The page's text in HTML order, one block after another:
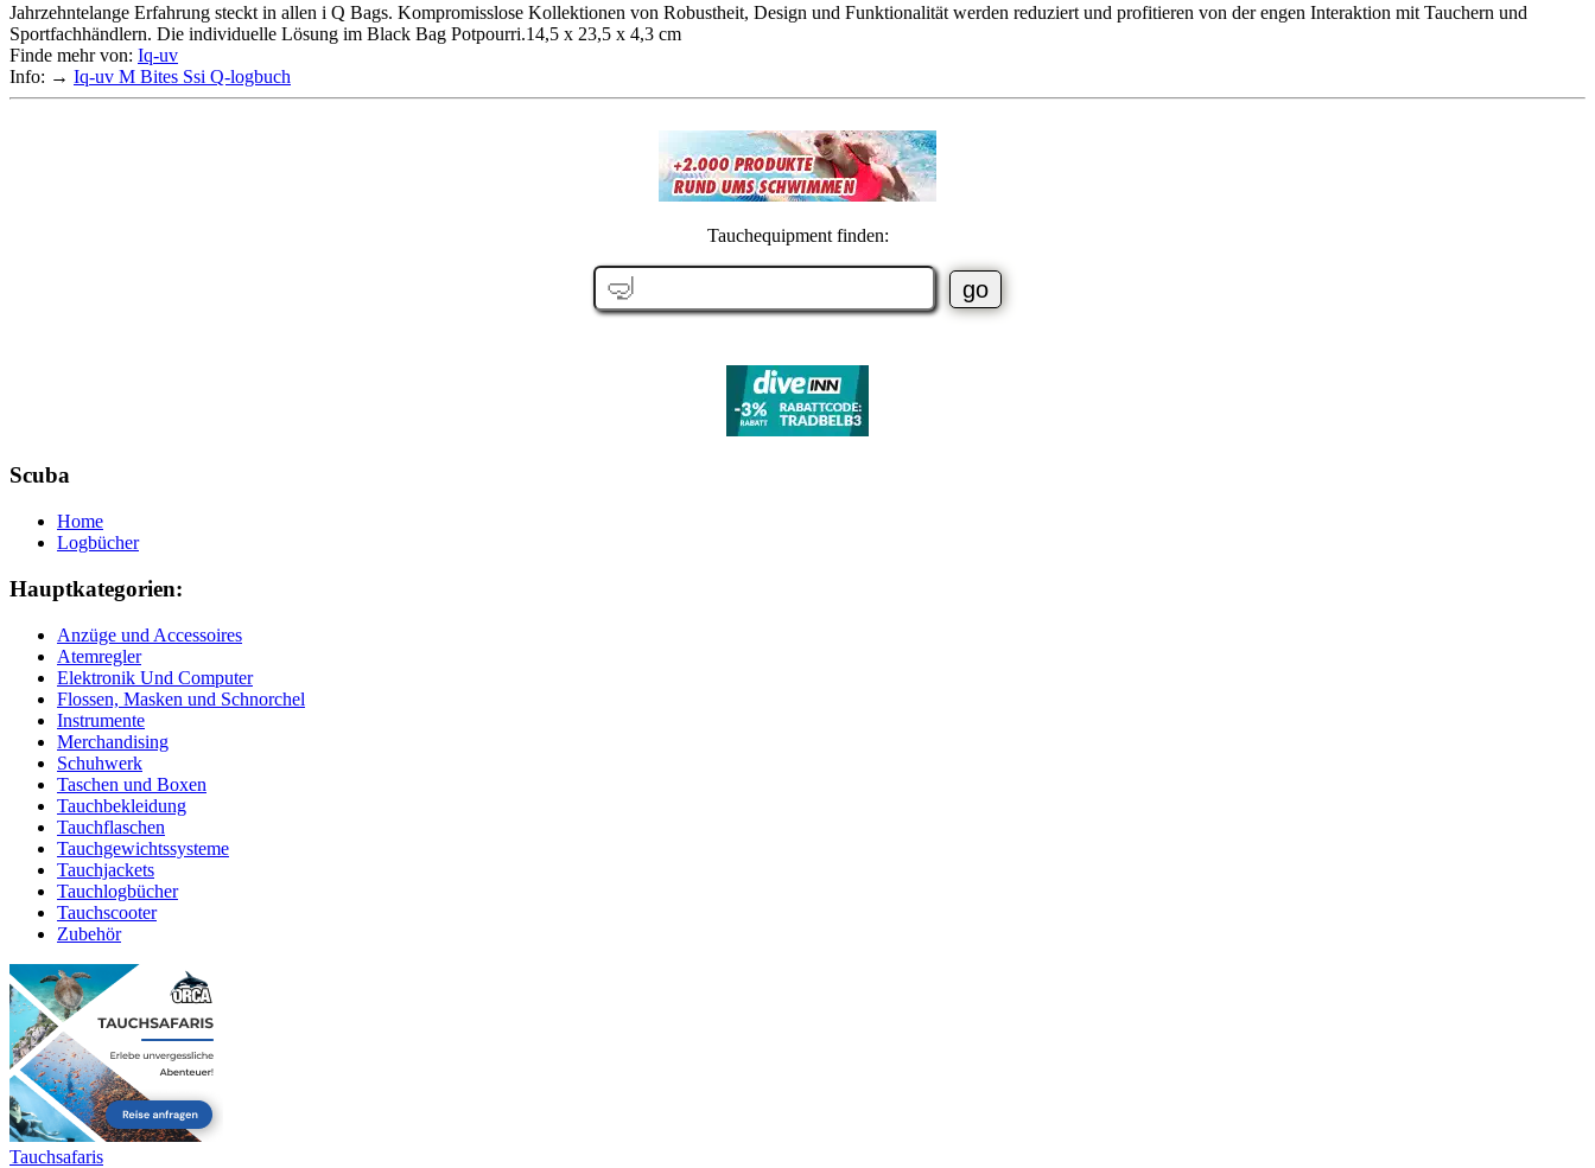
Jahrzehntelange Erfahrung steckt in allen i Q Bags. Kompromisslose Kollektionen von Robustheit, Design und Funktionalität werden reduziert und profitieren von der engen Interaktion mit Tauchern und
Sportfachhändlern. Die individuelle Lösung im Black Bag Potpourri.14,5 x 23,5 x 4,3 cm
Finde mehr von: Iq-uv
Info: → Iq-uv M Bites Ssi Q-logbuch
Tauchequipment finden:
Scuba
Home
Logbücher
Hauptkategorien:
Anzüge und Accessoires
Atemregler
Elektronik Und Computer
Flossen, Masken und Schnorchel
Instrumente
Merchandising
Schuhwerk
Taschen und Boxen
Tauchbekleidung
Tauchflaschen
Tauchgewichtssysteme
Tauchjackets
Tauchlogbücher
Tauchscooter
Zubehör
Tauchsafaris